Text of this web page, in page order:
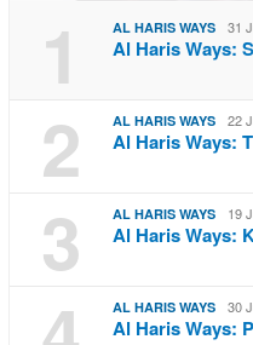
1 AL HARIS WAYS 31
Al Haris Ways:
2 AL HARIS WAYS 22
Al Haris Ways:
3 AL HARIS WAYS 19
Al Haris Ways:
AL HARIS WAYS 30
Al Haris Ways: